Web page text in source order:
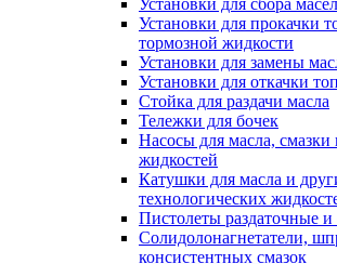
Установки для сбора
Установки для прокачки
тормозной жидкости
Установки для замены
Установки для откачки
Стойка для раздачи масла
Тележки для бочек
Насосы для масла, смазки
жидкостей
Катушки для масла и
технологических
Пистолеты раздаточные и
Солидолонагнетатели,
консистентных смазок